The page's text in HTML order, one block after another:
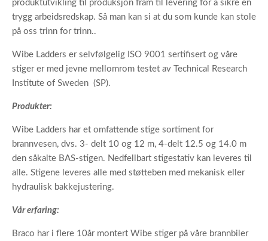
produktutvikling til produksjon fram til levering for å sikre en
trygg arbeidsredskap. Så man kan si at du som kunde kan stole
på oss trinn for trinn..
Wibe Ladders er selvfølgelig ISO 9001 sertifisert og våre
stiger er med jevne mellomrom testet av Technical Research
Institute of Sweden (SP).
Produkter:
Wibe Ladders har et omfattende stige sortiment for
brannvesen, dvs. 3- delt 10 og 12 m, 4-delt 12.5 og 14.0 m
den såkalte BAS-stigen. Nedfellbart stigestativ kan leveres til
alle. Stigene leveres alle med støtteben med mekanisk eller
hydraulisk bakkejustering.
Vår erfaring:
Braco har i flere 10år montert Wibe stiger på våre brannbiler